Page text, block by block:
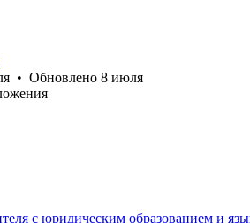
• Обновлено 8 июля
с юридическим образованием и